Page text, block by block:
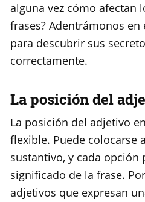
alguna vez cómo afectan
frases? Adentrámonos
para descubrir sus
correctamente.
La posición del
La posición del adjetivo
flexible. Puede colocarse
sustantivo, y cada opción
significado de la frase.
adjetivos que expresan